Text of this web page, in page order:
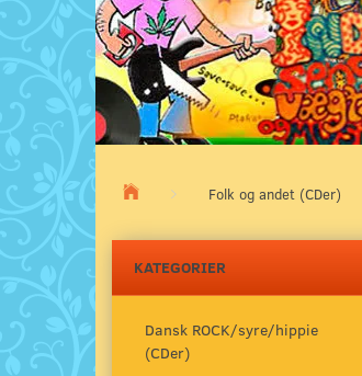
Folk og andet (CDer)
KATEGORIER
Dansk ROCK/syre/hippie
(CDer)